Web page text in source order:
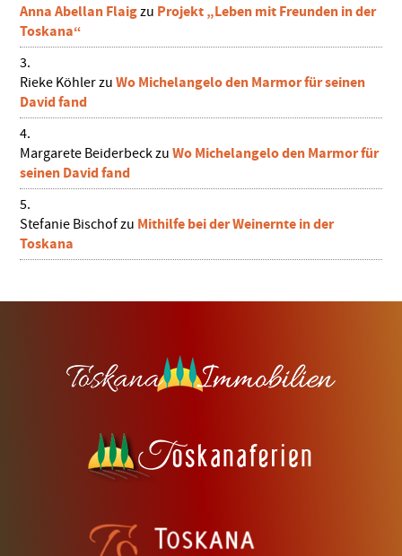
Anna Abellan Flaigzu Projekt „Leben mit Freunden in der
Toskana“
Rieke KöhlerzuWo Michelangelo den Marmor für seinen
David fand
Margarete BeiderbeckzuWo Michelangelo den Marmor für
seinen David fand
Stefanie Bischofzu Mithilfe bei der Weinernte in der
Toskana
Footer